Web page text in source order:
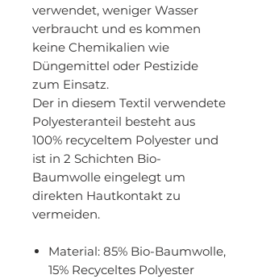
verwendet, weniger Wasser
verbraucht und es kommen
keine Chemikalien wie
Düngemittel oder Pestizide
zum Einsatz.
Der in diesem Textil verwendete
Polyesteranteil besteht aus
100% recyceltem Polyester und
ist in 2 Schichten Bio-
Baumwolle eingelegt um
direkten Hautkontakt zu
vermeiden.
Material: 85% Bio-Baumwolle,
15% Recyceltes Polyester